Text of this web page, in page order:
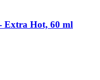
Extra Hot, 60 ml